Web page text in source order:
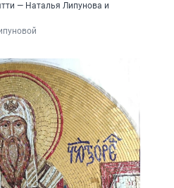
— Наталья Липунова и